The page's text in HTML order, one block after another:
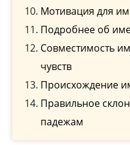
Мотивация для
Подробнее об
Совместимость
чувств
Происхождение
Правильное
падежам